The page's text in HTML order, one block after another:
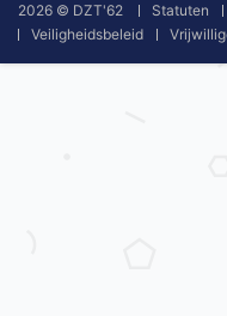
2026 © DZT'62 Statuten
Veiligheidsbeleid